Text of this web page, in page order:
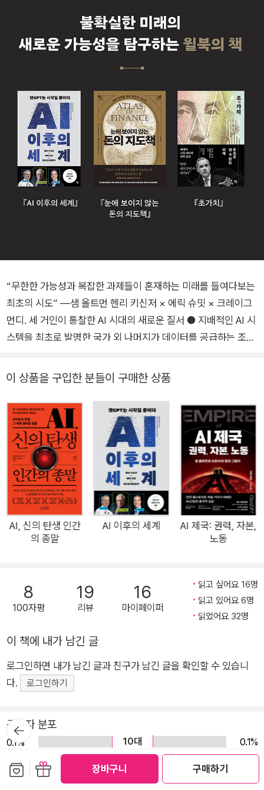
장바구니 구매하기
“무한한 가능성과 복잡한 과제들이 혼재하는 미래를 들여다보는
최초의 시도” ―샘 올트먼 헨리 키신저 × 에릭 슈밋 × 크레이그
먼디. 세 거인이 통찰한 AI 시대의 새로운 질서 ● 지배적인 AI 시
스템을 최초로 발명한 국가 외 나머지가 데이터를 공급하는 조공
상당한 AI 역량을 갖춘 범죄 집단들이 나타난다. ● 오류를 교정
지를 위협한다. ● AI가 취향에 맞춰 설계한 세계에 몰입하여 인
간이 능동적 주체에서 수동적 소비자로 밀려난다. ● 인간을 대신
하여 탐사하는 AI가 적대적인 외계 지능과 접촉하여 인류 문명의
종말을 초래한다. “최초의 초지능이 도래하기까지 수년, 수개월,
수주, 수일이 걸릴지 모르지만, 인류의 존망을 좌우할 딜레마가
기다리고 있다.” 『새로운 질서』는 챗GPT가 출시되기 4년 전인
2018년, 아직 인공지능이 초미의 관심사로 오르기 전부터 그 위
험성을 예견한 헨리 키신저(미국 전 국무장관)가 기술 전문가 에
릭 슈밋(구글 전 CEO), 크레이그 먼디(마이크로소프트 전 연구
다리오 아모데이(앤트로픽 CEO), 무스타파 술레이만(마이크로
소프트AI CEO) 등 업계의 선두자들이 여기에 중요한 정보와 통
AI의 영향력이 닿는 모든 분야를 철저하게 살핀다. 이 신기술은
얼마나 똑똑해질 수 있는가? 앞으로 전쟁은 어떤 양상으로 펼쳐
지는가? AI가 어떻게 인간을 대체하고, 더 나아가 어떻게 인간의
지위를 위협하는가? 다양한 질문을 던지고 답하며, 우리가 기계
건설적인 방법을 모색한다. “대부분 AI가 무엇을 할지 이야기할
때, 논의의 프레임을 훌륭하게 재설정한다” ―파리드 자카리아
일자리를 빼앗기는 것보다 더 중요한 근본적인 패러다임의 변화
를 전망하는 책 “AI로 대체할 수 없는 업무임을 입증하지 못하면
이 상품을 구입한 분들이 구매한 상품
AI, 신의 탄생 인간
의 종말
AI 이후의 세계
AI 제국: 권력, 자본,
노동
8
100자평
19
리뷰
16
마이페이퍼
읽고 싶어요 16명
읽고 있어요 6명
읽었어요 32명
이 책에 내가 남긴 글
로그인하면 내가 남긴 글과 친구가 남긴 글을 확인할 수 있습니
다.
로그인하기
구매자 분포
0.1% 10대
0.1%
1.3%
8.1%
30대
뒤로가
기